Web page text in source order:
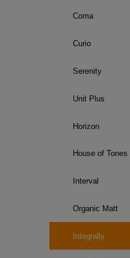
Coma
Curio
Serenity
Unit Plus
Horizon
House of Tones
Interval
Organic Matt
Integrally